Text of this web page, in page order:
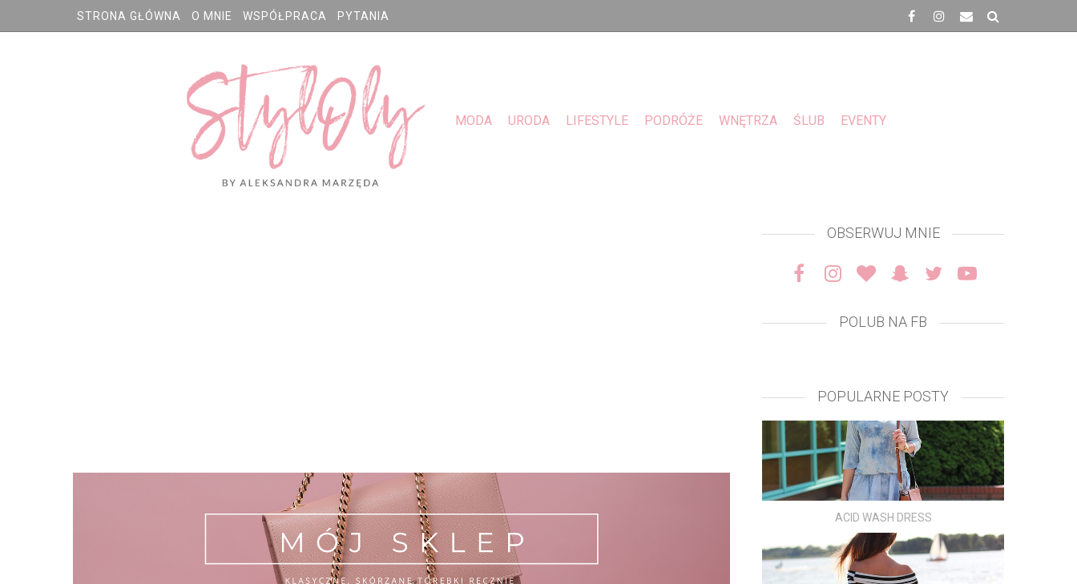
STRONA GŁÓWNA O MNIE WSPÓŁPRACA PYTANIA
MODA URODA LIFESTYLE PODRÓŻE WNĘTRZA ŚLUB EVENTY
OBSERWUJ MNIE
POLUB NA FB
POPULARNE POSTY
ACID WASH DRESS